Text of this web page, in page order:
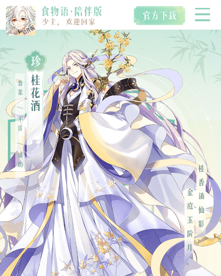
首页
空桑食魂
视听典藏
IP衍生
空桑寄语
珍
桂
花
酒
普菜
/
不详
/
辅助
桂香谪仙影，
金庭玉阶月。